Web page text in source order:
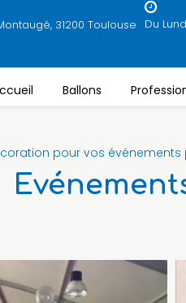
31200 Toulouse Du
Ballons
pour vos événements